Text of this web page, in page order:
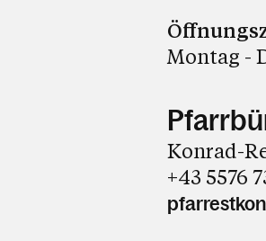
Montag -
Konrad-
+43 5576